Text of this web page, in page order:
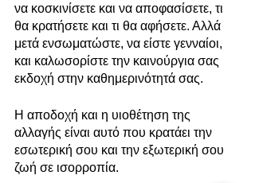
να κοσκινίσετε και να αποφασίσετε, τι
θα κρατήσετε και τι θα αφήσετε. Αλλά
μετά ενσωματώστε, να είστε γενναίοι,
και καλωσορίστε την καινούργια σας
εκδοχή στην καθημερινότητά σας.
Η αποδοχή και η υιοθέτηση της
αλλαγής είναι αυτό που κρατάει την
εσωτερική σου και την εξωτερική σου
ζωή σε ισορροπία.